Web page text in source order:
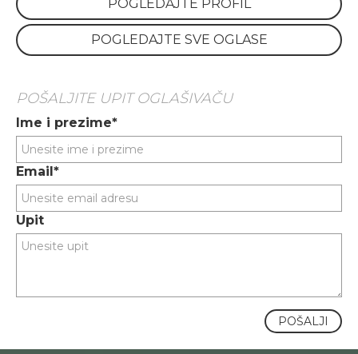
POGLEDAJTE PROFIL
POGLEDAJTE SVE OGLASE
POŠALJITE UPIT OGLAŠIVAČU
Ime i prezime*
Email*
Upit
POŠALJI